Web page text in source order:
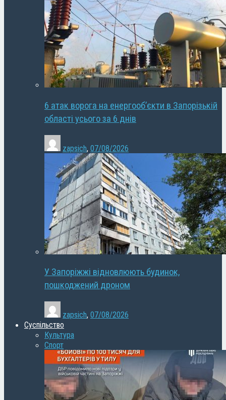
6 атак ворога на енергооб’єкти в Запорізькій
області усього за 6 днів
zapsich, 07/08/2026
У Запоріжжі відновлюють будинок,
пошкоджений дроном
zapsich, 07/08/2026
Суспільство
Культура
Спорт